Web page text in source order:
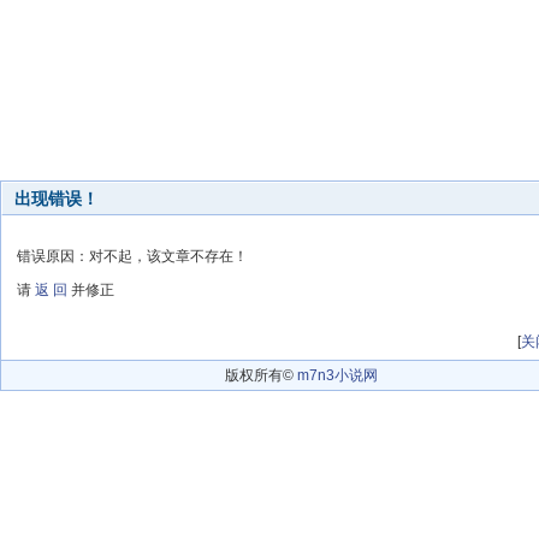
出现错误！
错误原因：对不起，该文章不存在！
请 返 回 并修正
[关
版权所有© m7n3小说网